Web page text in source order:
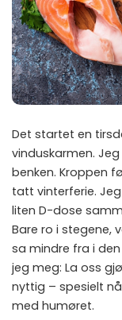
Det startet en
vinduskarmen.
benken. Kroppen
tatt vinterferie.
liten D-dose
Bare ro i stegene,
sa mindre fra i
jeg meg: La oss
nyttig – spesielt
med humøret.